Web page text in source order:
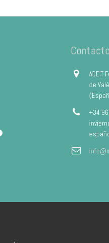
Contacto
ADEIT
de
+34